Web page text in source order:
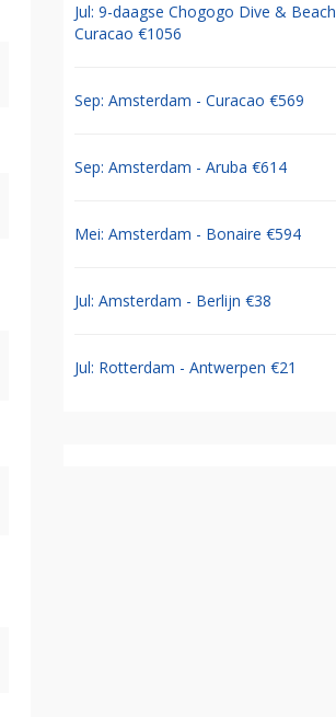
Jul: 9-daagse Chogogo Dive & Beach
Curacao €1056
Sep: Amsterdam - Curacao €569
Sep: Amsterdam - Aruba €614
Mei: Amsterdam - Bonaire €594
Jul: Amsterdam - Berlijn €38
Jul: Rotterdam - Antwerpen €21